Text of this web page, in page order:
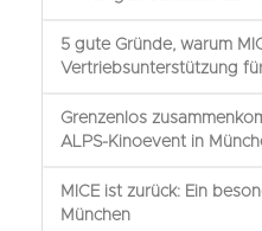
5 gute Gründe, warum
Vertriebsunterstützung
Grenzenlos
ALPS-Kinoevent in
MICE ist zurück: Ein
München